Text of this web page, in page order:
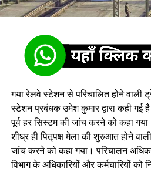
गया रेलवे स्टेशन से परिचालित होने वाली
स्टेशन प्रबंधक उमेश कुमार द्वारा कही
पूर्व हर सिस्टम की जांच करने को कहा
शीघ्र ही पितृपक्ष मेला की शुरुआत होने
जांच करने को कहा गया। परिचालन
विभाग के अधिकारियों और कर्मचारियों को